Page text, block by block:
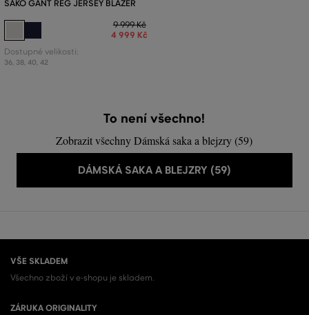
SAKO GANT REG JERSEY BLAZER
9 999 Kč
4 999 Kč
Dostupné velikosti:
36, 38, 40 42
To není všechno!
Zobrazit všechny Dámská saka a blejzry (59)
DÁMSKÁ SAKA A BLEJZRY (59)
VŠE SKLADEM
Všechno zboží v e-shopu je skladem.
ZÁRUKA ORIGINALITY